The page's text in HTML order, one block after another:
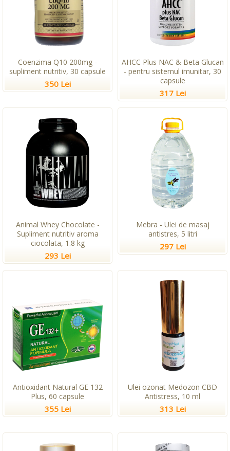
Coenzima Q10 200mg -
supliment nutritiv, 30 capsule
350 Lei
AHCC Plus NAC & Beta Glucan
- pentru sistemul imunitar, 30
capsule
317 Lei
Animal Whey Chocolate -
Supliment nutritiv aroma
ciocolata, 1.8 kg
293 Lei
Mebra - Ulei de masaj
antistres, 5 litri
297 Lei
Antioxidant Natural GE 132
Plus, 60 capsule
355 Lei
Ulei ozonat Medozon CBD
Antistress, 10 ml
313 Lei